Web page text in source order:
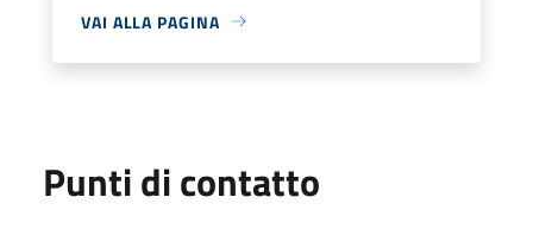
VAI ALLA PAGINA
Punti di contatto